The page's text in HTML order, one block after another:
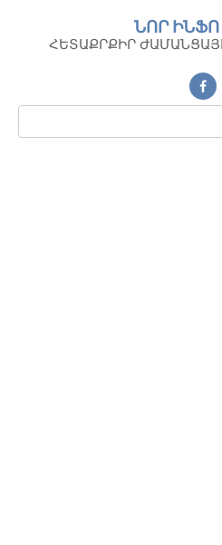
контенту
ՆՈՐ ԻՆՖՈ
ՀԵՏԱՔՐՔԻՐ
Поиск: